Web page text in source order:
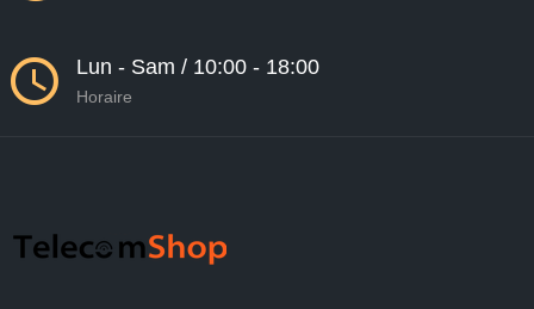
Lun - Sam / 10:00 - 18:00
Horaire